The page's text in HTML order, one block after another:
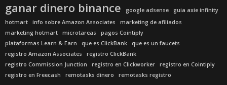
ganar dinero binance google adsense
guia axie infinity
hotmart
info sobre Amazon Associates
marketing de afiliados
marketing hotmart
microtareas
pagos Cointiply
plataformas Learn & Earn
que es ClickBank
que es un faucets
registro Amazon Associates
registro ClickBank
registro Commission Junction
registro en Clickworker
registro en Cointiply
registro en Freecash
remotasks dinero remotasks registro